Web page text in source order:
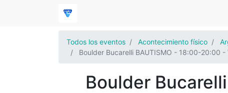
Todos los eventos Acontecimiento físico
Boulder Bucarelli BAUTISMO - 18:00-20:00
Boulder